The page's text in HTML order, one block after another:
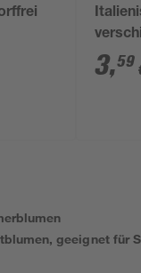
14 cm
3,59
geeignet für